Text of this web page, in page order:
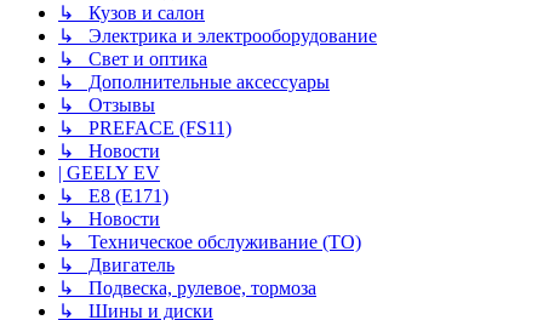
↳ Кузов и салон
↳ Электрика и электрооборудование
↳ Свет и оптика
↳ Дополнительные аксессуары
↳ Отзывы
↳ PREFACE (FS11)
↳ Новости
| GEELY EV
↳ E8 (E171)
↳ Новости
↳ Техническое обслуживание (ТО)
↳ Двигатель
↳ Подвеска, рулевое, тормоза
↳ Шины и диски